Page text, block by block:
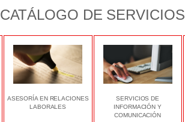
CATÁLOGO DE SERVICIOS
ASESORÍA EN RELACIONES
LABORALES
SERVICIOS DE
INFORMACIÓN Y
COMUNICACIÓN